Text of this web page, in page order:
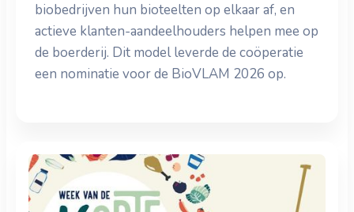
biobedrijven hun bioteelten op elkaar af, en
actieve klanten-aandeelhouders helpen mee op
de boerderij. Dit model leverde de coöperatie
een nominatie voor de BioVLAM 2026 op.